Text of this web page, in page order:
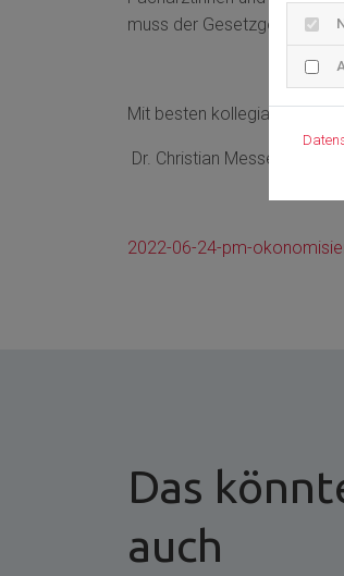
muss der Gesetzgeber
Mit besten kollegialen
Dr. Christian Messer
2022-06-24-pm-
Das
auch